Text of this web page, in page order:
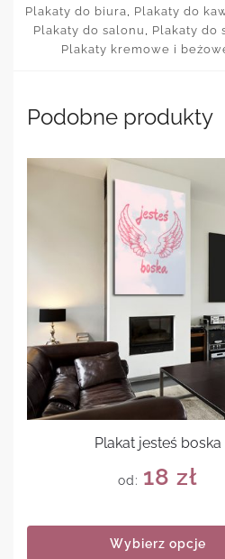
Plakaty do biura
Plakaty do
Plakaty do salonu
Plakaty do
Plakaty kremowe i
Podobne produkty
Plakat jesteś boska
od: 18 zł
Wybierz opcje